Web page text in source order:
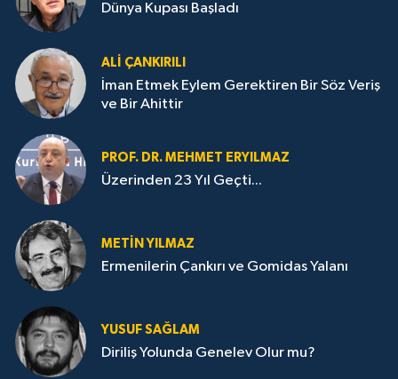
Dünya Kupası Başladı
ALI ÇANKIRILI
İman Etmek Eylem Gerektiren Bir Söz Veriş
ve Bir Ahittir
PROF. DR. MEHMET ERYILMAZ
Üzerinden 23 Yıl Geçti...
METIN YILMAZ
Ermenilerin Çankırı ve Gomidas Yalanı
YUSUF SAĞLAM
Diriliş Yolunda Genelev Olur mu?